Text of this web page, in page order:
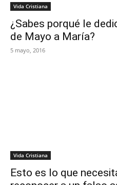
Vida Cristiana
¿Sabes porqué le
de Mayo a María?
5 mayo, 2016
Vida Cristiana
Esto es lo que